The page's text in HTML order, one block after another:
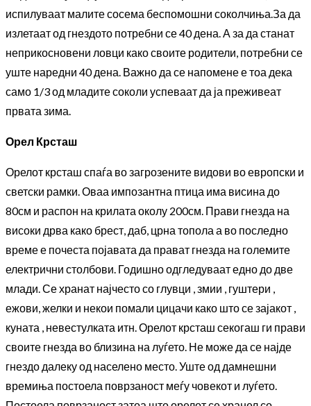
испилуваат малите сосема беспомошни соколчиња.За да
излетаат од гнездото потребни се 40 дена. А за да станат
неприкосновени ловци како своите родители, потребни се
уште наредни 40 дена. Важно да се напомене е тоа дека
само 1/3 од младите соколи успеваат да ја преживеат
првата зима.
Орел Крсташ
Орелот крсташ спаѓа во загрозените видови во европски и
светски рамки. Оваа импозантна птица има висина до
80см и распон на крилата околу 200см. Прави гнезда на
високи дрва како брест, даб, црна топола а во последно
време е почеста појавата да прават гнезда на големите
електрични столбови. Годишно одгледуваат едно до две
млади. Се хранат најчесто со глувци , змии , гуштери ,
ежови, желки и некои помали цицачи како што се зајакот ,
куната , невестулката итн. Орелот крсташ секогаш ги прави
своите гнезда во близина на луѓето. Не може да се најде
гнездо далеку од населено место. Уште од дамнешни
времиња постоела поврзаност меѓу човекот и луѓето.